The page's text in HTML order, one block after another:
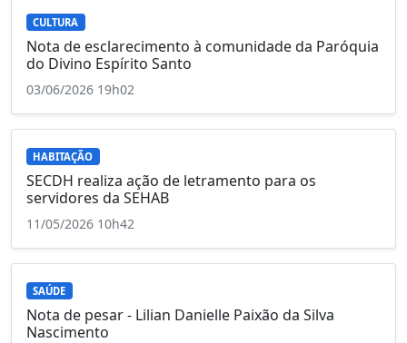
CULTURA
Nota de esclarecimento à comunidade da Paróquia
do Divino Espírito Santo
03/06/2026 19h02
HABITAÇÃO
SECDH realiza ação de letramento para os
servidores da SEHAB
11/05/2026 10h42
SAÚDE
Nota de pesar - Lilian Danielle Paixão da Silva
Nascimento